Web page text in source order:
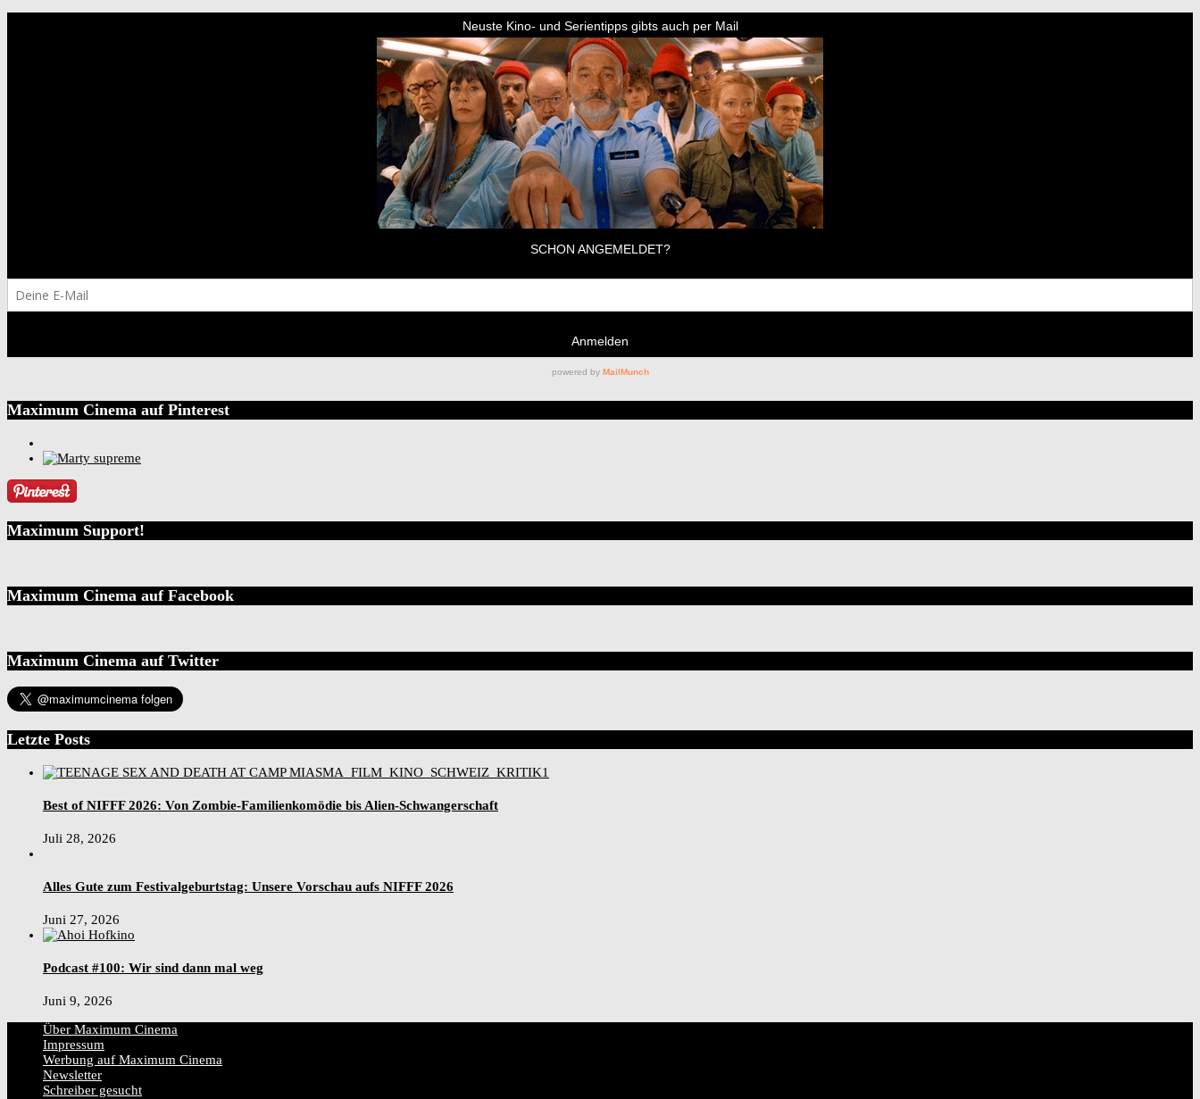
Maximum Cinema auf Pinterest
Maximum Support!
Maximum Cinema auf Facebook
Maximum Cinema auf Twitter
Letzte Posts
Best of NIFFF 2026: Von Zombie-Familienkomödie bis Alien-Schwangerschaft
Juli 28, 2026
Alles Gute zum Festivalgeburtstag: Unsere Vorschau aufs NIFFF 2026
Juni 27, 2026
Podcast #100: Wir sind dann mal weg
Juni 9, 2026
Über Maximum Cinema
Impressum
Werbung auf Maximum Cinema
Newsletter
Schreiber gesucht